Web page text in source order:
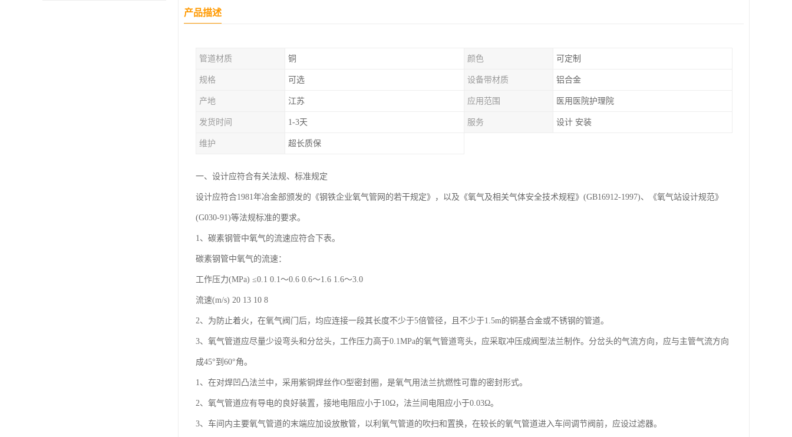
产品描述
管道材质 铜 颜色 可定制
规格 可选 设备带材质 铝合金
产地 江苏 应用范围 医用医院护理院
发货时间 1-3天 服务 设计 安装
维护 超长质保
一、设计应符合有关法规、标准规定
设计应符合1981年冶金部颁发的《钢铁企业氧气管网的若干规定》，以及《氧气及相关气体安全技术规程》(GB16912-1997)、《氧气站设计规范》
(G030-91)等法规标准的要求。
1、碳素钢管中氧气的流速应符合下表。
碳素钢管中氧气的流速：
工作压力(MPa) ≤0.1 0.1～0.6 0.6～1.6 1.6～3.0
流速(m/s) 20 13 10 8
2、为防止着火，在氧气阀门后，均应连接一段其长度不少于5倍管径，且不少于1.5m的铜基合金或不锈钢的管道。
3、氧气管道应尽量少设弯头和分岔头，工作压力高于0.1MPa的氧气管道弯头，应采取冲压成阀型法兰制作。分岔头的气流方向，应与主管气流方向
成45°到60°角。
1、在对焊凹凸法兰中，采用紫铜焊丝作O型密封圈，是氧气用法兰抗燃性可靠的密封形式。
2、氧气管道应有导电的良好装置，接地电阻应小于10Ω，法兰间电阻应小于0.03Ω。
3、车间内主要氧气管道的末端应加设放散管，以利氧气管道的吹扫和置换，在较长的氧气管道进入车间调节阀前，应设过滤器。